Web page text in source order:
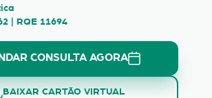
| RQE 11694
CONSULTA AGORA
BAIXAR CARTÃO VIRTUAL